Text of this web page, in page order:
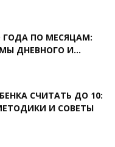
ГОДА ПО МЕСЯЦАМ:
ДНЕВНОГО И...
СЧИТАТЬ ДО 10:
И СОВЕТЫ